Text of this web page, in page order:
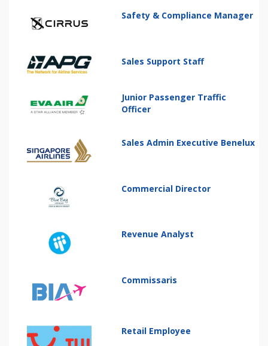
Safety & Compliance Manager
Sales Support Staff
Junior Passenger Traffic
Officer
Sales Admin Executive Benelux
Commercial Director
Revenue Analyst
Commissaris
Retail Employee